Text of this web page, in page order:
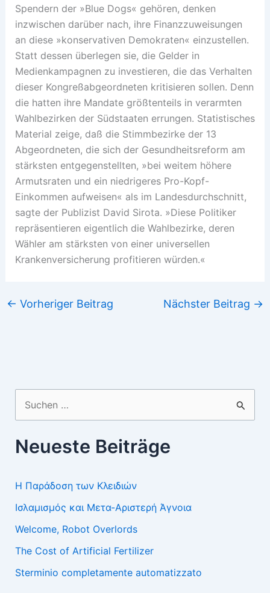
Spendern der »Blue Dogs« gehören, denken
inzwischen darüber nach, ihre Finanzzuweisungen
an diese »konservativen Demokraten« einzustellen.
Statt dessen überlegen sie, die Gelder in
Medienkampagnen zu investieren, die das Verhalten
dieser Kongreßabgeordneten kritisieren sollen. Denn
die hatten ihre Mandate größtenteils in verarmten
Wahlbezirken der Südstaaten errungen. Statistisches
Material zeige, daß die Stimmbezirke der 13
Abgeordneten, die sich der Gesundheitsreform am
stärksten entgegenstellten, »bei weitem höhere
Armutsraten und ein niedrigeres Pro-Kopf-
Einkommen aufweisen« als im Landesdurchschnitt,
sagte der Publizist David Sirota. »Diese Politiker
repräsentieren eigentlich die Wahlbezirke, deren
Wähler am stärksten von einer universellen
Krankenversicherung profitieren würden.«
← Vorheriger Beitrag Nächster Beitrag →
nach:
Neueste Beiträge
Η Παράδοση των Κλειδιών
Ισλαμισμός και Μετα-Αριστερή Άγνοια
Welcome, Robot Overlords
The Cost of Artificial Fertilizer
Sterminio completamente automatizzato